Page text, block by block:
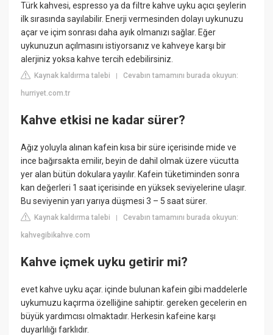
Türk kahvesi, espresso ya da filtre kahve uyku açıcı şeylerin
ilk sırasında sayılabilir. Enerji vermesinden dolayı uykunuzu
açar ve içim sonrası daha ayık olmanızı sağlar. Eğer
uykunuzun açılmasını istiyorsanız ve kahveye karşı bir
alerjiniz yoksa kahve tercih edebilirsiniz.
Kaynak kaldırma talebi |Cevabın tamamını burada okuyun:
hurriyet.com.tr
Kahve etkisi ne kadar sürer?
Ağız yoluyla alınan kafein kısa bir süre içerisinde mide ve
ince bağırsakta emilir, beyin de dahil olmak üzere vücutta
yer alan bütün dokulara yayılır. Kafein tüketiminden sonra
kan değerleri 1 saat içerisinde en yüksek seviyelerine ulaşır.
Bu seviyenin yarı yarıya düşmesi 3 – 5 saat sürer.
Kaynak kaldırma talebi |Cevabın tamamını burada okuyun:
kahvegibikahve.com
Kahve içmek uyku getirir mi?
evet kahve uyku açar. içinde bulunan kafein gibi maddelerle
uykumuzu kaçırma özelliğine sahiptir. gereken gecelerin en
büyük yardımcısı olmaktadır. Herkesin kafeine karşı
duyarlılığı farklıdır.